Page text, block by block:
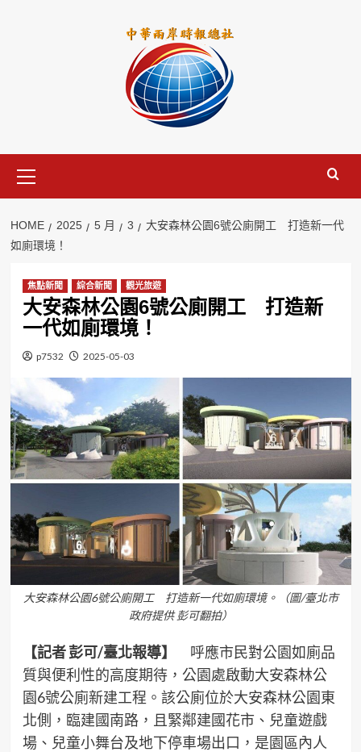
Menu
HOME 2025 5 月 3
大安森林公園6號公廁開工 打造新一代
如廁環境！
焦點新聞 綜合新聞 觀光旅遊
大安森林公園6號公廁開工 打造新
一代如廁環境！
p7532 2025-05-03
大安森林公園6號公廁開工 打造新一代如廁環境。（圖/臺北市
政府提供 彭可翻拍）
【記者 彭可/臺北報導】 呼應市民對公園如廁品
質與便利性的高度期待，公園處啟動大安森林公
園6號公廁新建工程。該公廁位於大安森林公園東
北側，臨建國南路，且緊鄰建國花市、兒童遊戲
場、兒童小舞台及地下停車場出口，是園區內人